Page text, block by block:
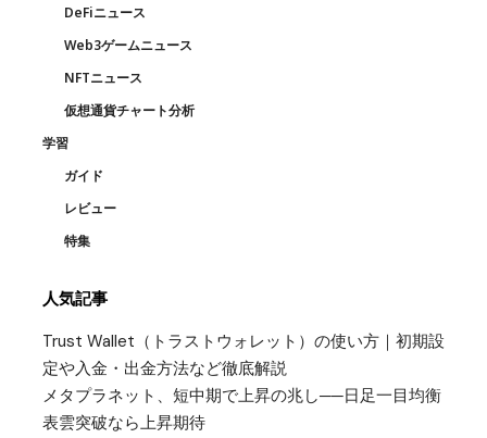
DeFiニュース
Web3ゲームニュース
NFTニュース
仮想通貨チャート分析
学習
ガイド
レビュー
特集
人気記事
Trust Wallet（トラストウォレット）の使い方｜初期設
定や入金・出金方法など徹底解説
メタプラネット、短中期で上昇の兆し──日足一目均衡
表雲突破なら上昇期待